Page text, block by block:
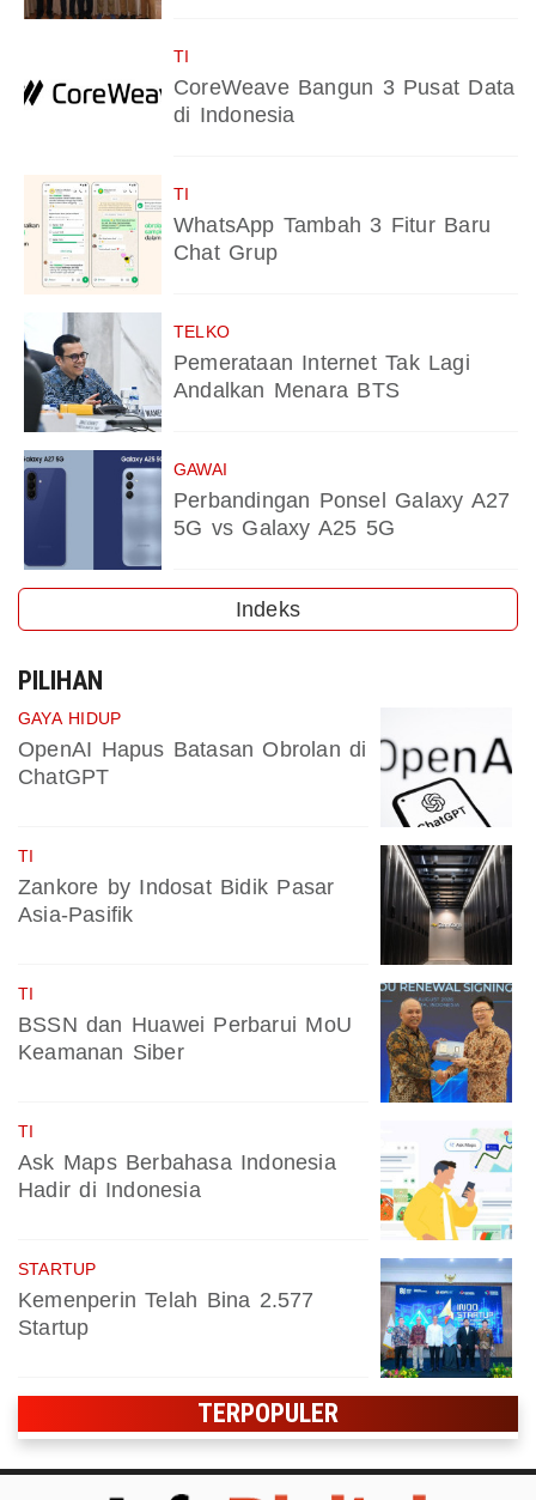
TI
CoreWeave Bangun 3 Pusat Data
di Indonesia
TI
WhatsApp Tambah 3 Fitur Baru
Chat Grup
TELKO
Pemerataan Internet Tak Lagi
Andalkan Menara BTS
GAWAI
Perbandingan Ponsel Galaxy A27
5G vs Galaxy A25 5G
Indeks
PILIHAN
GAYA HIDUP
OpenAI Hapus Batasan Obrolan di
ChatGPT
TI
Zankore by Indosat Bidik Pasar
Asia-Pasifik
TI
BSSN dan Huawei Perbarui MoU
Keamanan Siber
TI
Ask Maps Berbahasa Indonesia
Hadir di Indonesia
STARTUP
Kemenperin Telah Bina 2.577
Startup
TERPOPULER